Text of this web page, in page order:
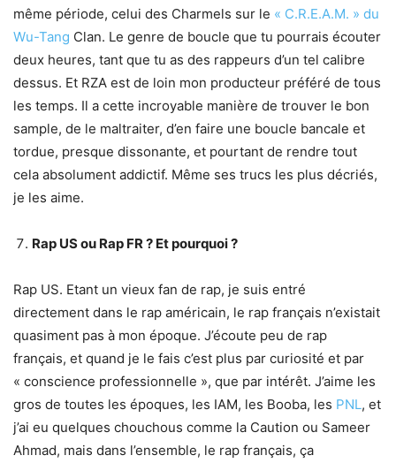
même période, celui des Charmels sur le « C.R.E.A.M. » du
Wu-Tang Clan. Le genre de boucle que tu pourrais écouter
deux heures, tant que tu as des rappeurs d’un tel calibre
dessus. Et RZA est de loin mon producteur préféré de tous
les temps. Il a cette incroyable manière de trouver le bon
sample, de le maltraiter, d’en faire une boucle bancale et
tordue, presque dissonante, et pourtant de rendre tout
cela absolument addictif. Même ses trucs les plus décriés,
je les aime.
Rap US ou Rap FR ? Et pourquoi ?
Rap US. Etant un vieux fan de rap, je suis entré
directement dans le rap américain, le rap français n’existait
quasiment pas à mon époque. J’écoute peu de rap
français, et quand je le fais c’est plus par curiosité et par
« conscience professionnelle », que par intérêt. J’aime les
gros de toutes les époques, les IAM, les Booba, les PNL, et
j’ai eu quelques chouchous comme la Caution ou Sameer
Ahmad, mais dans l’ensemble, le rap français, ça